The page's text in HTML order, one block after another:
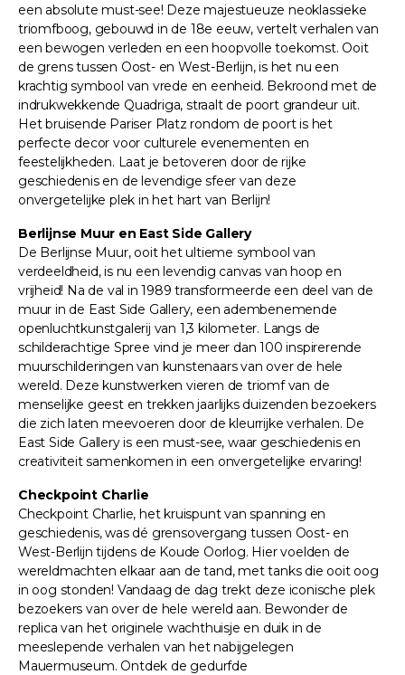
een absolute must-see! Deze majestueuze neoklassieke
triomfboog, gebouwd in de 18e eeuw, vertelt verhalen van
een bewogen verleden en een hoopvolle toekomst. Ooit
de grens tussen Oost- en West-Berlijn, is het nu een
krachtig symbool van vrede en eenheid. Bekroond met de
indrukwekkende Quadriga, straalt de poort grandeur uit.
Het bruisende Pariser Platz rondom de poort is het
perfecte decor voor culturele evenementen en
feestelijkheden. Laat je betoveren door de rijke
geschiedenis en de levendige sfeer van deze
onvergetelijke plek in het hart van Berlijn!
Berlijnse Muur en East Side Gallery
De Berlijnse Muur, ooit het ultieme symbool van
verdeeldheid, is nu een levendig canvas van hoop en
vrijheid! Na de val in 1989 transformeerde een deel van de
muur in de East Side Gallery, een adembenemende
openluchtkunstgalerij van 1,3 kilometer. Langs de
schilderachtige Spree vind je meer dan 100 inspirerende
muurschilderingen van kunstenaars van over de hele
wereld. Deze kunstwerken vieren de triomf van de
menselijke geest en trekken jaarlijks duizenden bezoekers
die zich laten meevoeren door de kleurrijke verhalen. De
East Side Gallery is een must-see, waar geschiedenis en
creativiteit samenkomen in een onvergetelijke ervaring!
Checkpoint Charlie
Checkpoint Charlie, het kruispunt van spanning en
geschiedenis, was dé grensovergang tussen Oost- en
West-Berlijn tijdens de Koude Oorlog. Hier voelden de
wereldmachten elkaar aan de tand, met tanks die ooit oog
in oog stonden! Vandaag de dag trekt deze iconische plek
bezoekers van over de hele wereld aan. Bewonder de
replica van het originele wachthuisje en duik in de
meeslepende verhalen van het nabijgelegen
Mauermuseum. Ontdek de gedurfde